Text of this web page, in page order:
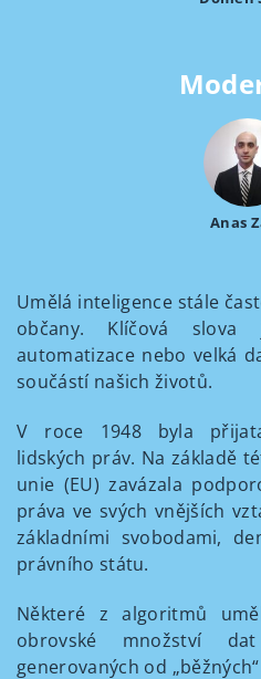
Anas
Umělá inteligence stále
občany. Klíčová slova
automatizace nebo velká
součástí našich životů.
V roce 1948 byla
lidských práv. Na základě
unie (EU) zavázala
práva ve svých vnějších
základními svobodami,
právního státu.
Některé z algoritmů
obrovské množství
generovaných od